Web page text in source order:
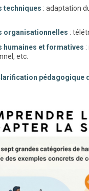
techniques : adaptation
organisationnelles :
humaines et formatives
etc.
pédagogique